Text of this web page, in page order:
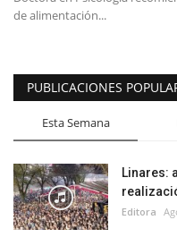
de alimentación...
PUBLICACIONES
Esta Semana
Linares:
Editora